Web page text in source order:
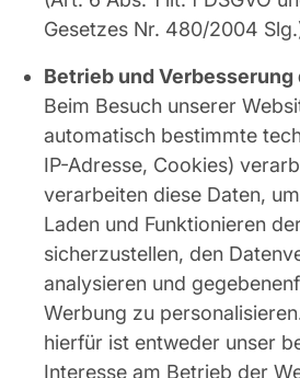
Gesetzes Nr. 480/2004
Betrieb und Verbesserung
Beim Besuch unserer
automatisch bestimmte
IP-Adresse, Cookies)
verarbeiten diese Daten,
Laden und Funktionieren
sicherzustellen, den
analysieren und
Werbung zu
hierfür ist entweder unser
Interesse am Betrieb der